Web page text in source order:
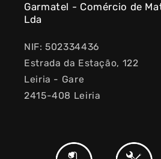
Garmatel - Comércio de
Lda
NIF: 502334436
Estrada da Estação, 122
Leiria - Gare
2415-408 Leiria